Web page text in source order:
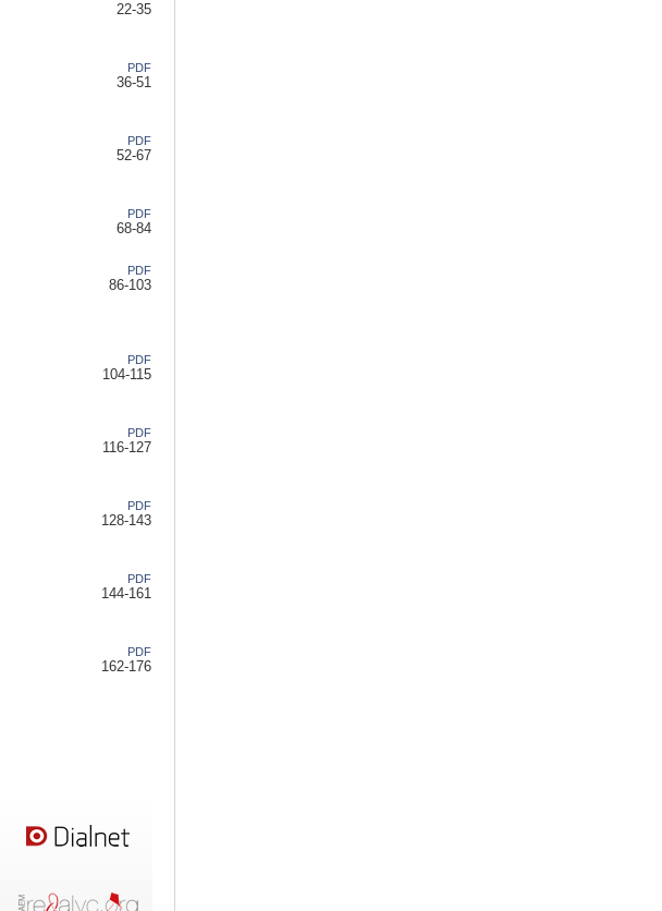
22-35
PDF
36-51
PDF
52-67
PDF
68-84
PDF
86-103
PDF
104-115
PDF
116-127
PDF
128-143
PDF
144-161
PDF
162-176